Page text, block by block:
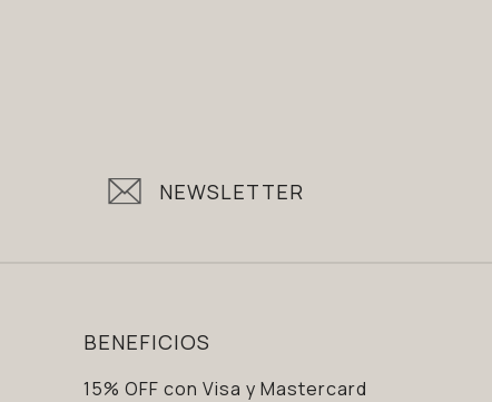
NEWSLETTER
BENEFICIOS
15% OFF con Visa y Mastercard